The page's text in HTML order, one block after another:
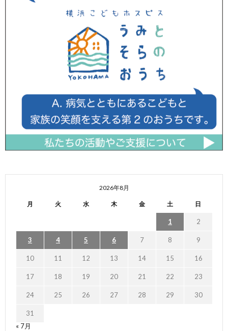
2026年8月
月 火 水 木 金 土 日
1 2
3 4 5 6 7 8 9
10 11 12 13 14 15 16
17 18 19 20 21 22 23
24 25 26 27 28 29 30
31
« 7月